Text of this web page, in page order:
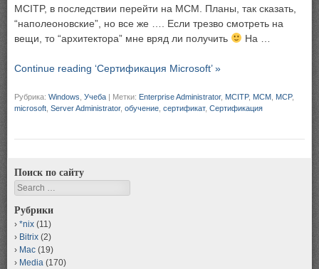
MCITP, в последствии перейти на MCM. Планы, так сказать,
“наполеоновские”, но все же …. Если трезво смотреть на
вещи, то “архитектора” мне вряд ли получить
На …
Continue reading ‘Сертификация Microsoft’ »
Рубрика: Windows Учеба | Метки: Enterprise Administrator, MCITP, MCM MCP,
microsoft Server Administrator, обучение сертификат, Сертификация
Поиск по сайту
Search
Рубрики
*nix (11)
Bitrix (2)
Mac (19)
Media (170)